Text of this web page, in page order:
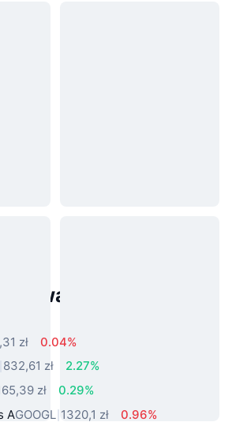
ze świata
zł
0.04%
832,61 zł
2.27%
zł
0.29%
AGOOGL 1320,1 zł 0.96%